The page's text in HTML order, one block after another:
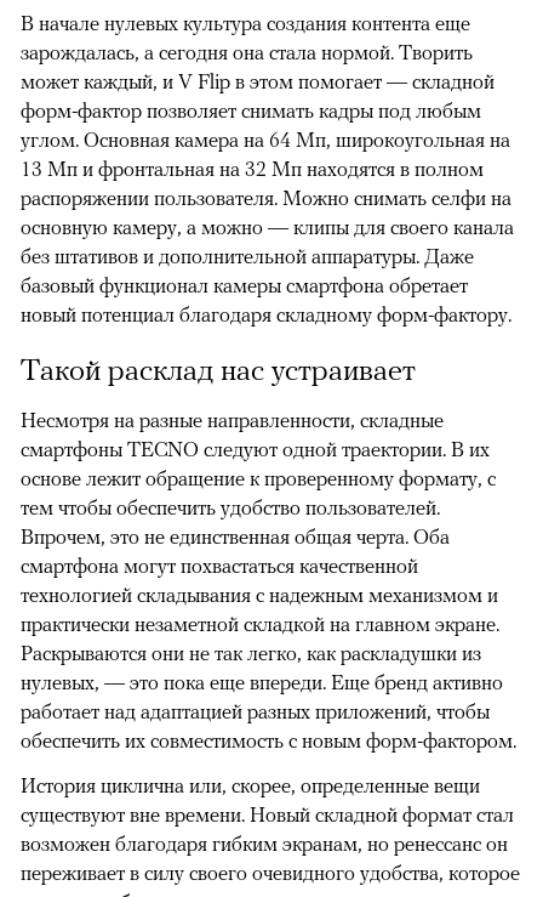
В начале нулевых культура создания контента еще
зарождалась, а сегодня она стала нормой. Творить
может каждый, и V Flip в этом помогает — складной
форм-фактор позволяет снимать кадры под любым
углом. Основная камера на 64 Мп, широкоугольная на
13 Мп и фронтальная на 32 Мп находятся в полном
распоряжении пользователя. Можно снимать селфи на
основную камеру, а можно — клипы для своего канала
без штативов и дополнительной аппаратуры. Даже
базовый функционал камеры смартфона обретает
новый потенциал благодаря складному форм-фактору.
Такой расклад нас устраивает
Несмотря на разные направленности, складные
смартфоны TECNO следуют одной траектории. В их
основе лежит обращение к проверенному формату, с
тем чтобы обеспечить удобство пользователей.
Впрочем, это не единственная общая черта. Оба
смартфона могут похвастаться качественной
технологией складывания с надежным механизмом и
практически незаметной складкой на главном экране.
Раскрываются они не так легко, как раскладушки из
нулевых, — это пока еще впереди. Еще бренд активно
работает над адаптацией разных приложений, чтобы
обеспечить их совместимость с новым форм-фактором.
История циклична или, скорее, определенные вещи
существуют вне времени. Новый складной формат стал
возможен благодаря гибким экранам, но ренессанс он
переживает в силу своего очевидного удобства, которое